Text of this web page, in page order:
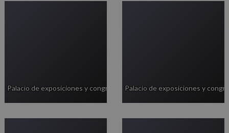
Palacio de exposiciones y congresos Palacio de exposiciones y